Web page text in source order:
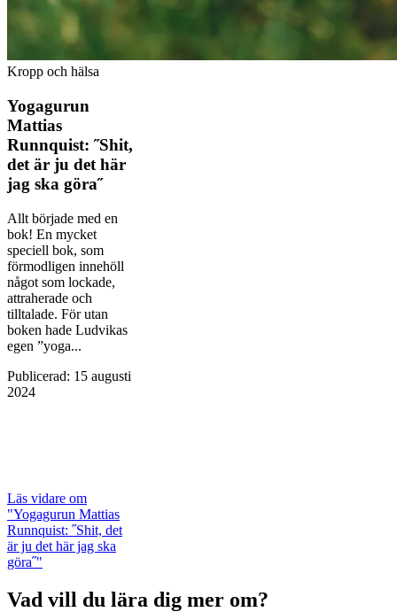
Kropp och hälsa
Yogagurun
Mattias
Runnquist: ˝Shit,
det är ju det här
jag ska göra˝
Allt började med en
bok! En mycket
speciell bok, som
förmodligen innehöll
något som lockade,
attraherade och
tilltalade. För utan
boken hade Ludvikas
egen ”yoga...
Publicerad: 15 augusti
2024
Läs vidare om
"Yogagurun Mattias
Runnquist: ˝Shit, det
är ju det här jag ska
göra˝"
Vad vill du lära dig mer om?